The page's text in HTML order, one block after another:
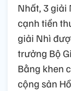
Nhất, 3 giải
cạnh tiền
giải Nhì
trưởng Bộ
Bằng khen
cộng sản